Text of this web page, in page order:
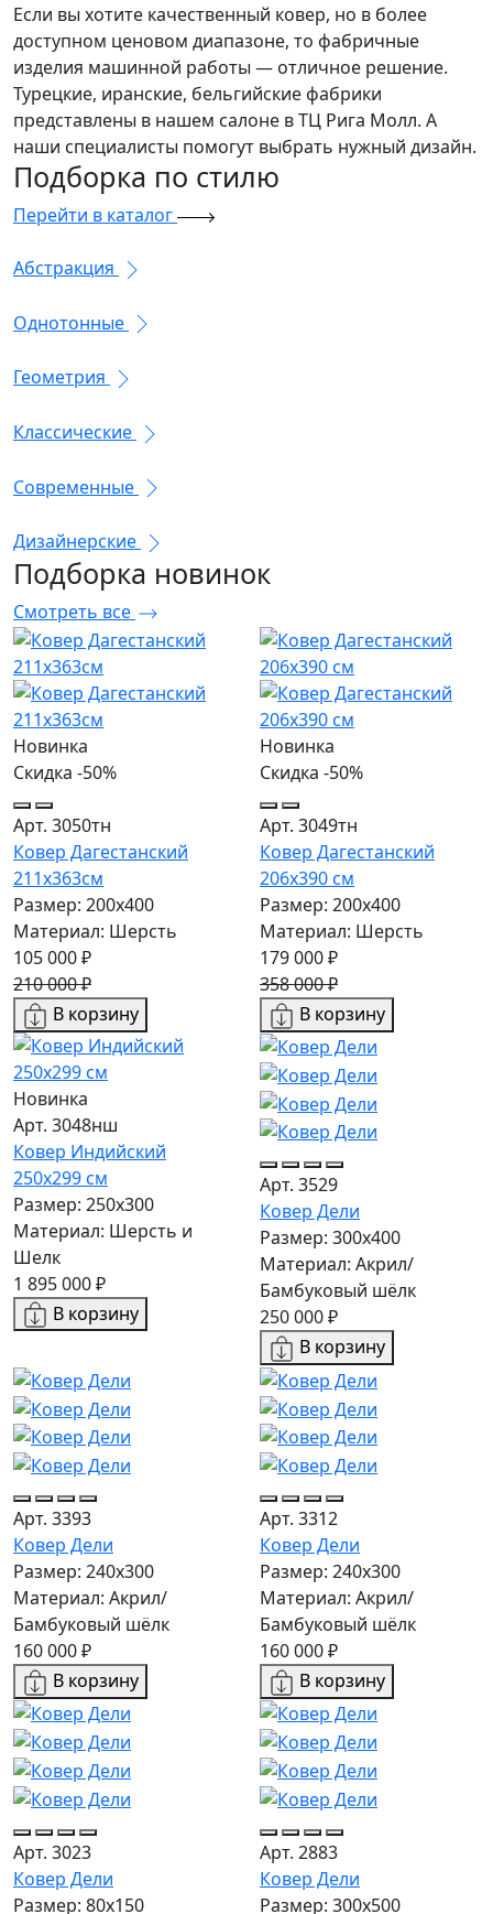
Если вы хотите качественный ковер, но в более
доступном ценовом диапазоне, то фабричные
изделия машинной работы — отличное решение.
Турецкие, иранские, бельгийские фабрики
представлены в нашем салоне в ТЦ Рига Молл. А
наши специалисты помогут выбрать нужный дизайн.
Подборка по стилю
Перейти в каталог
Абстракция
Однотонные
Геометрия
Классические
Современные
Дизайнерские
Подборка новинок
Смотреть все
Новинка
Скидка -50%
Арт. 3050тн
Ковер Дагестанский
211x363см
Размер: 200х400
Материал: Шерсть
105 000 ₽
210 000 ₽
В корзину
Новинка
Скидка -50%
Арт. 3049тн
Ковер Дагестанский
206x390 см
Размер: 200х400
Материал: Шерсть
179 000 ₽
358 000 ₽
В корзину
Новинка
Арт. 3048нш
Ковер Индийский
250x299 см
Размер: 250x300
Материал: Шерсть и
Шелк
1 895 000 ₽
В корзину
Арт. 3529
Ковер Дели
Размер: 300х400
Материал: Акрил/
Бамбуковый шёлк
250 000 ₽
В корзину
Арт. 3393
Ковер Дели
Размер: 240х300
Материал: Акрил/
Бамбуковый шёлк
160 000 ₽
В корзину
Арт. 3312
Ковер Дели
Размер: 240х300
Материал: Акрил/
Бамбуковый шёлк
160 000 ₽
В корзину
Арт. 3023
Ковер Дели
Размер: 80x150
Арт. 2883
Ковер Дели
Размер: 300х500